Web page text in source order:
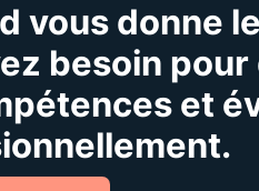
vous donne
besoin
et